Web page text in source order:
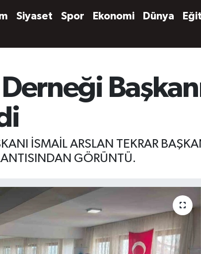
Siyaset Spor Ekonomi Dünya
İSMAİL ARSLAN TEKRAR
GÖRÜNTÜ.